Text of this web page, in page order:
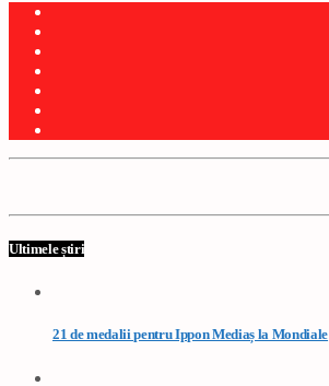
Ultimele știri
21 de medalii pentru Ippon Mediaș la Mondiale